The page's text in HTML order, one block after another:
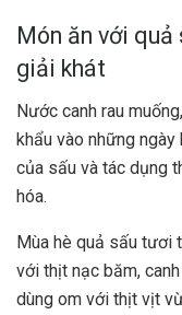
Món ăn với
giải khát
Nước canh rau
khẩu vào những
của sấu và tác dụng
hóa.
Mùa hè quả sấu tươi
với thịt nạc băm,
dùng om với thịt vịt